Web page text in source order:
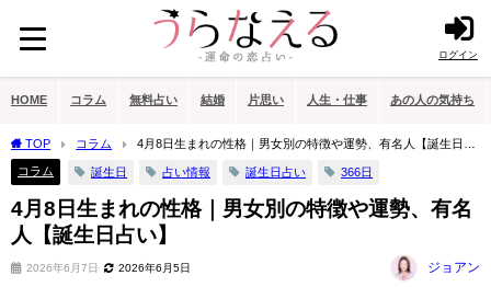
ログイン
HOME コラム 無料占い 結婚 片思い 人生・仕事 あの人の気持ち
TOP コラム
4月8日生まれの性格｜男女別の特徴や運勢、有名人【誕生日占
い】
コラム 誕生日 占い情報 誕生日占い 366日
4月8日生まれの性格｜男女別の特徴や運勢、有名
人【誕生日占い】
2026年6月7日 2026年6月5日 ジョアン